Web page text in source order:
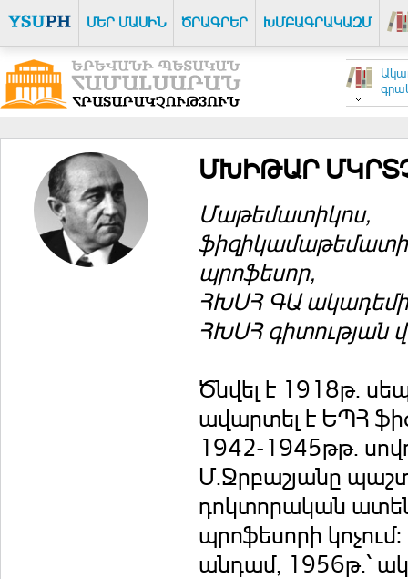
ՄԵՐ ՄԱՍԻՆ ԾՐԱԳՐԵՐ ԽՄԲԱԳՐԱԿԱԶՄ
ՄԽԻԹԱՐ
Մաթեմատիկոս,
պրոֆեսոր,
ՀԽՍՀ ԳԱ
ՀԽՍՀ գիտության
Ծնվել է 1918թ.
ավարտել է ԵՊՀ
1942-1945թթ.
Մ.Ջրբաշյանը
դոկտորական
պրոֆեսորի
անդամ, 1956թ.՝